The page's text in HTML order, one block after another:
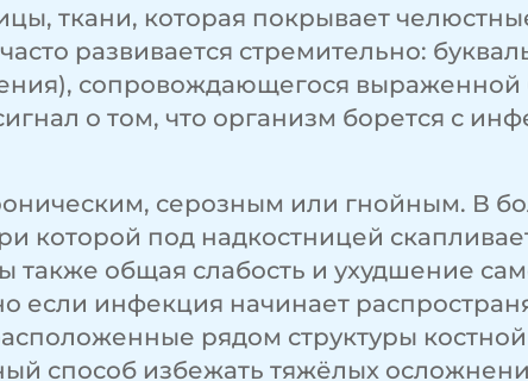
ткани, которая покрывает
развивается стремительно:
сопровождающегося
о том, что организм борется с
серозным или гнойным. В
которой под надкостницей
также общая слабость и ухудшение
если инфекция начинает
рядом структуры
способ избежать тяжёлых